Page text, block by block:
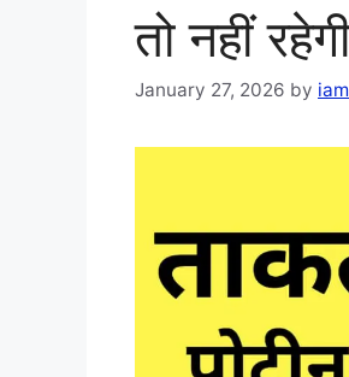
तो नहीं
January 27, 2026 by